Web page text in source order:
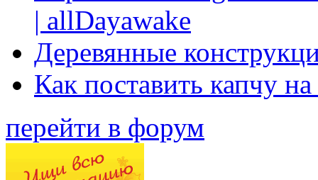
| allDayawake
Деревянные
Как поставить капчу
перейти в форум